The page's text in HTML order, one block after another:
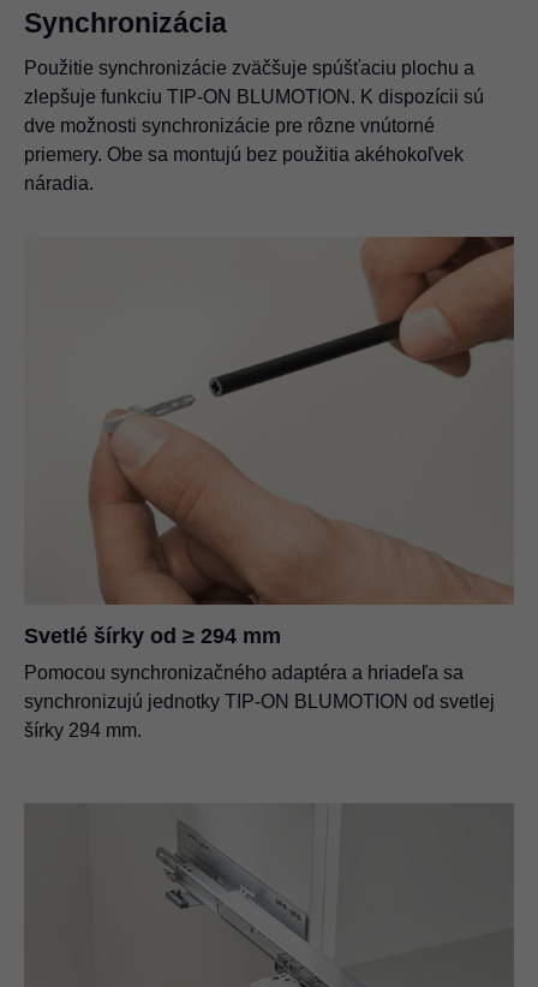
Synchronizácia
Použitie synchronizácie zväčšuje spúšťaciu plochu a
zlepšuje funkciu TIP-ON BLUMOTION. K dispozícii sú
dve možnosti synchronizácie pre rôzne vnútorné
priemery. Obe sa montujú bez použitia akéhokoľvek
náradia.
Svetlé šírky od ≥ 294 mm
Pomocou synchronizačného adaptéra a hriadeľa sa
synchronizujú jednotky TIP-ON BLUMOTION od svetlej
šírky 294 mm.